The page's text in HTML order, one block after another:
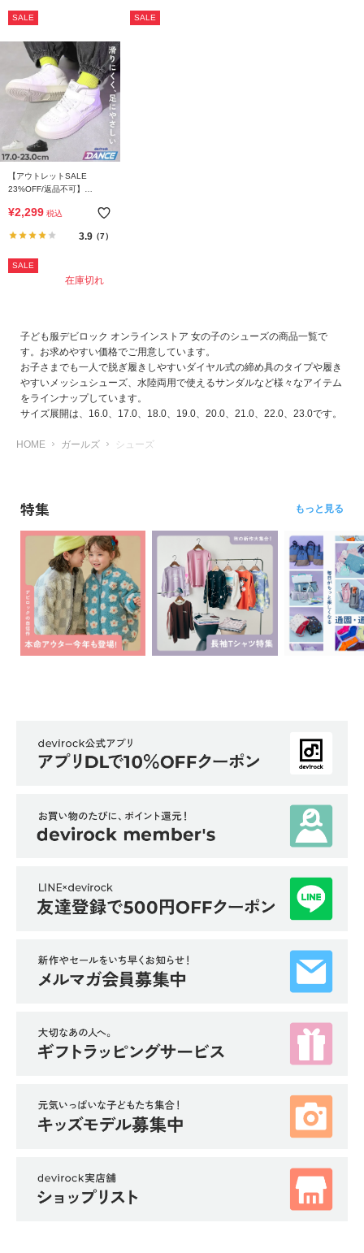
SALE SALE
【アウトレットSALE
23%OFF/返品不可】
ニーカー（クッションイン
¥2,299 税込
3.9（7）
SALE
在庫切れ
子ども服デビロック オンラインストア 女の子のシューズの商品一覧で
す。お求めやすい価格でご用意しています。
お子さまでも一人で脱ぎ履きしやすいダイヤル式の締め具のタイプや履き
やすいメッシュシューズ、水陸両用で使えるサンダルなど様々なアイテム
をラインナップしています。
サイズ展開は、16.0、17.0、18.0、19.0、20.0、21.0、22.0、23.0です。
HOME ガールズ シューズ
特集 もっと見る